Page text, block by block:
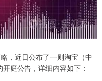
，近日公布了一则淘宝（中
庭公告，详细内容如下：